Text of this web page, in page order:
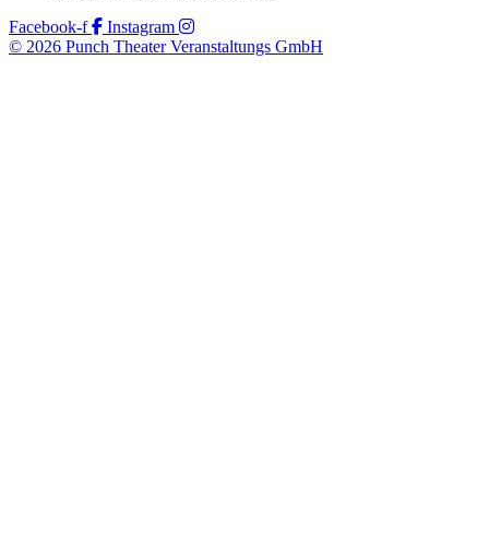
Facebook-f
Instagram
© 2026 Punch Theater Veranstaltungs GmbH